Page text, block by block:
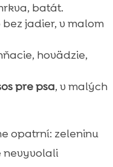
batát.
jadier, v malom
hovädzie,
pre psa, v malých
opatrní: zeleninu
nevyvolali